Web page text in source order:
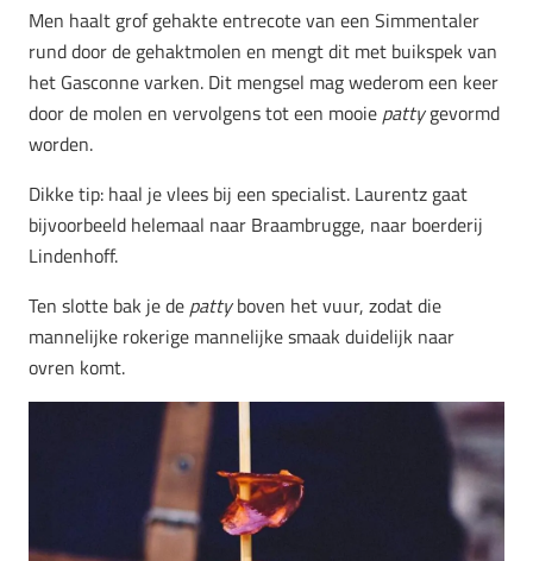
Men haalt grof gehakte entrecote van een Simmentaler
rund door de gehaktmolen en mengt dit met buikspek van
het Gasconne varken. Dit mengsel mag wederom een keer
door de molen en vervolgens tot een mooie pattygevormd
worden.
Dikke tip: haal je vlees bij een specialist. Laurentz gaat
bijvoorbeeld helemaal naar Braambrugge, naar boerderij
Lindenhoff.
Ten slotte bak je de pattyboven het vuur, zodat die
mannelijke rokerige mannelijke smaak duidelijk naar
ovren komt.